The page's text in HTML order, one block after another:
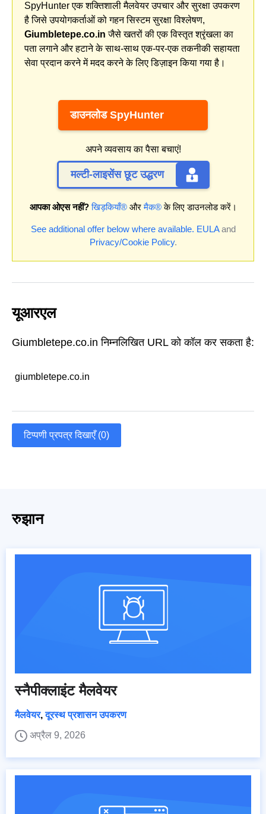
SpyHunter एक शक्तिशाली मैलवेयर उपचार और सुरक्षा उपकरण
है जिसे उपयोगकर्ताओं को गहन सिस्टम सुरक्षा विश्लेषण,
Giumbletepe.co.in जैसे खतरों की एक विस्तृत श्रृंखला का
पता लगाने और हटाने के साथ-साथ एक-पर-एक तकनीकी सहायता
सेवा प्रदान करने में मदद करने के लिए डिज़ाइन किया गया है।
डाउनलोड SpyHunter
अपने व्यवसाय का पैसा बचाएं!
मल्टी-लाइसेंस छूट उद्धरण
आपका ओएस नहीं? खिड़कियाँ®औरमैक®के लिए डाउनलोड करें।
See additional offer below where available. EULAand
Privacy/Cookie Policy.
यूआरएल
Giumbletepe.co.in निम्नलिखित URL को कॉल कर सकता है:
giumbletepe.co.in
टिप्पणी प्रपत्र दिखाएँ (0)
रुझान
स्नैपीक्लाइंट मैलवेयर
मैलवेयर,दूरस्थ प्रशासन उपकरण
अप्रैल 9, 2026